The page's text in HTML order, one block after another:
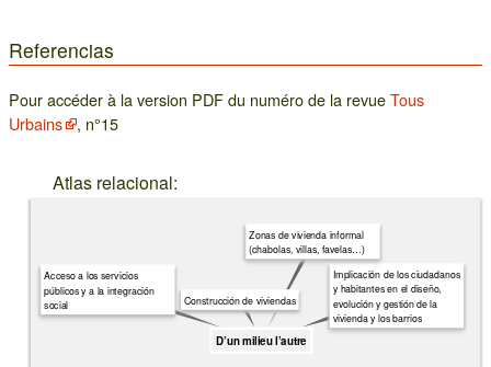
Referencias
Pour accéder à la version PDF du numéro de la revueTous
Urbains
, n°15
Atlas relacional:
D’un milieu l’autre
Implicación de los ciudadanos
y habitantes en el diseño,
evolución y gestión de la
vivienda y los barrios
Zonas de vivienda informal
(chabolas, villas, favelas…)
Construcción de viviendas
Acceso a los servicios
públicos y a la integración
social